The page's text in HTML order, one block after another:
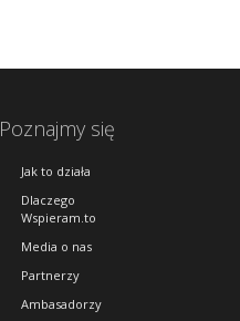
Poznajmy się
Jak to działa
Dlaczego
Wspieram.to
Media o nas
Partnerzy
Ambasadorzy